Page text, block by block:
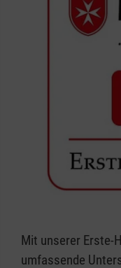
Mit unserer Erste-
umfassende